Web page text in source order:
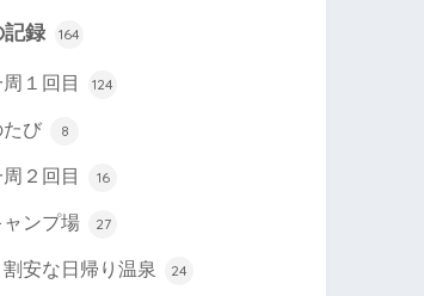
記録 164
１回目 124
び 8
２回目 16
ンプ場 27
安な日帰り温泉 24